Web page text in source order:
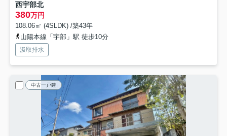
西宇部北
380万円
108.06㎡ (4SLDK) /築43年
山陽本線「宇部」駅 徒歩10分
汲取排水
中古一戸建